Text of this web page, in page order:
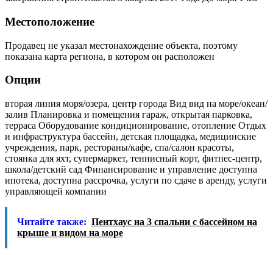
Местоположение
Продавец не указал местонахождение объекта, поэтому
показана карта региона, в котором он расположен
Опции
вторая линия моря/озера, центр города Вид вид на море/океан/
залив Планировка и помещения гараж, открытая парковка,
терраса Оборудование кондиционирование, отопление Отдых
и инфраструктура бассейн, детская площадка, медицинские
учреждения, парк, рестораны/кафе, спа/салон красоты,
стоянка для яхт, супермаркет, теннисный корт, фитнес-центр,
школа/детский сад Финансирование и управление доступна
ипотека, доступна рассрочка, услуги по сдаче в аренду, услуги
управляющей компании
Читайте также: Пентхаус на 3 спальни с бассейном на
крыше и видом на море